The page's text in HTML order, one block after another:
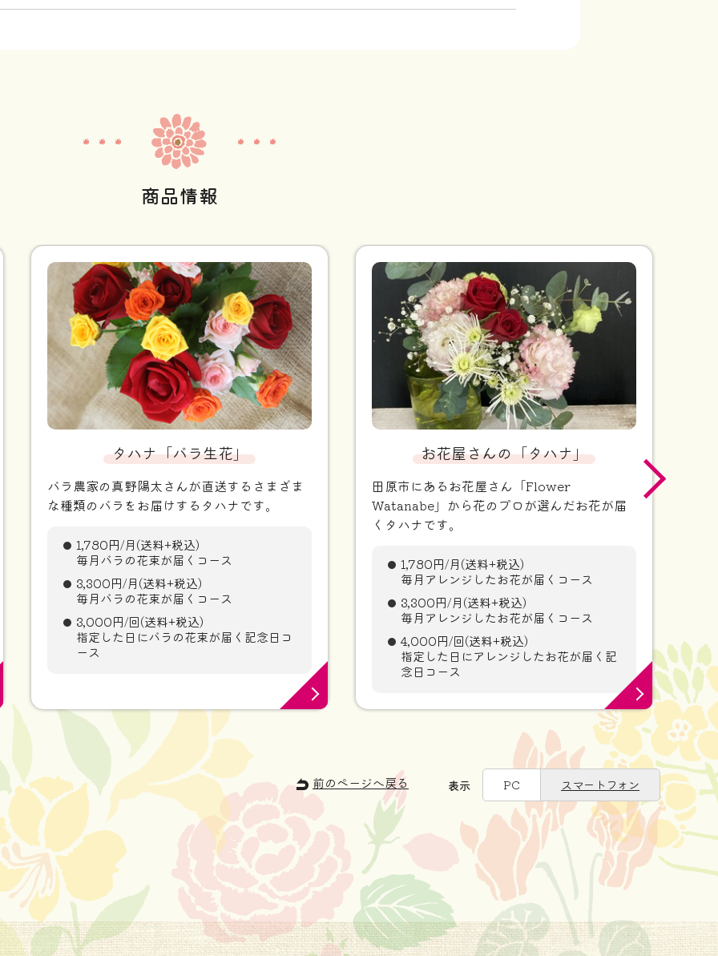
商品情報
タハナ「バラ生花」
バラ農家の真野陽太さんが直送するさまざま
な種類のバラをお届けするタハナです。
1,780円/月(送料+税込)
毎月バラの花束が届くコース
3,300円/月(送料+税込)
毎月バラの花束が届くコース
3,000円/回(送料+税込)
指定した日にバラの花束が届く記念日コ
ース
お花屋さんの「タハナ」
田原市にあるお花屋さん「Flower
Watanabe」から花のプロが選んだお花が届
くタハナです。
1,780円/月(送料+税込)
毎月アレンジしたお花が届くコース
3,300円/月(送料+税込)
毎月アレンジしたお花が届くコース
4,000円/回(送料+税込)
指定した日にアレンジしたお花が届く記
念日コース
前のページへ戻る 表示 PC スマートフォン